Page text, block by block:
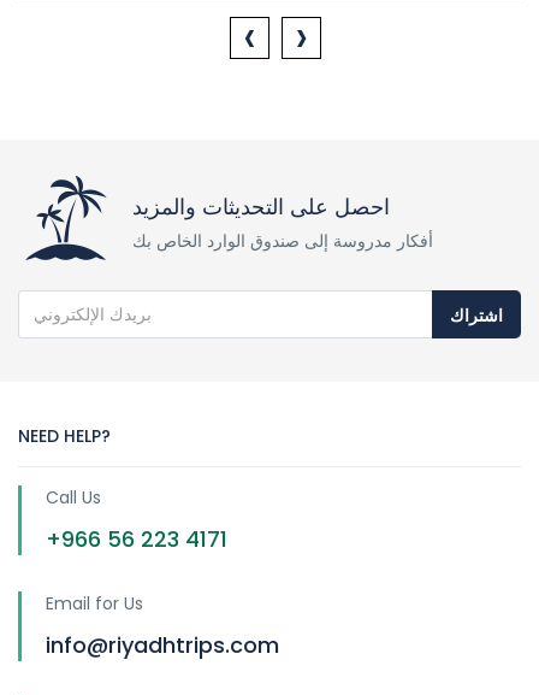
‹ ›
احصل على التحديثات والمزيد
أفكار مدروسة إلى صندوق الوارد الخاص بك
اشتراك
NEED HELP?
Call Us
+966 56 223 4171
Email for Us
info@riyadhtrips.com